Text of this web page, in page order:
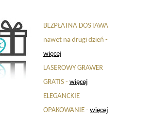
BEZPŁATNA DOSTAWA
nawet na drugi dzień -
więcej
LASEROWY GRAWER
GRATIS - więcej
ELEGANCKIE
OPAKOWANIE - więcej